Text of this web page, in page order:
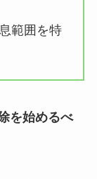
範囲を特
を始めるべ